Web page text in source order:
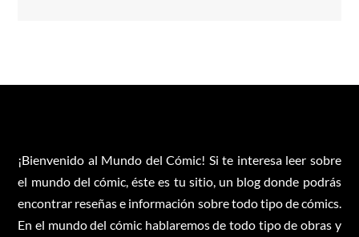
¡Bienvenido al Mundo del Cómic! Si te interesa leer sobre
el mundo del cómic, éste es tu sitio, un blog donde podrás
encontrar reseñas e información sobre todo tipo de cómics.
En el mundo del cómic hablaremos de todo tipo de obras y